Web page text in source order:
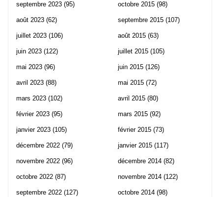
septembre 2023 (95)
août 2023 (62)
juillet 2023 (106)
juin 2023 (122)
mai 2023 (96)
avril 2023 (88)
mars 2023 (102)
février 2023 (95)
janvier 2023 (105)
décembre 2022 (79)
novembre 2022 (96)
octobre 2022 (87)
septembre 2022 (127)
octobre 2015 (98)
septembre 2015 (107)
août 2015 (63)
juillet 2015 (105)
juin 2015 (126)
mai 2015 (72)
avril 2015 (80)
mars 2015 (92)
février 2015 (73)
janvier 2015 (117)
décembre 2014 (82)
novembre 2014 (122)
octobre 2014 (98)